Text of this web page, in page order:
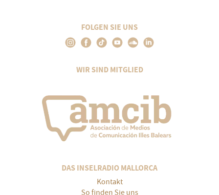
FOLGEN SIE UNS
WIR SIND MITGLIED
DAS INSELRADIO MALLORCA
Kontakt
So finden Sie uns